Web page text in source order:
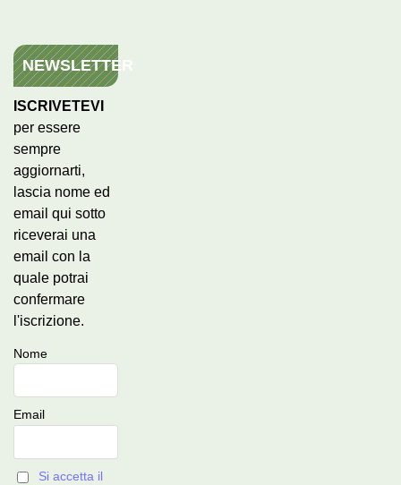
NEWSLETTER
ISCRIVETEVI
per essere
sempre
aggiornarti,
lascia nome ed
email qui sotto
riceverai una
email con la
quale potrai
confermare
l'iscrizione.
Nome
Email
Si accetta il